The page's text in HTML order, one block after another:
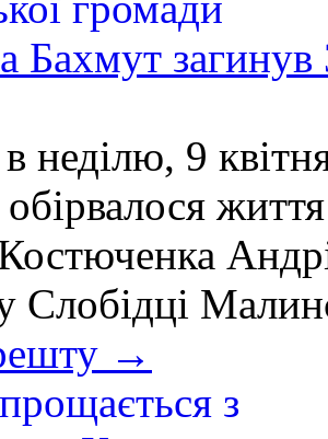
Бахмут
в неділю, 9
Слобідці
→